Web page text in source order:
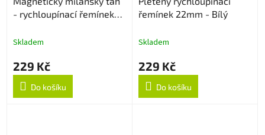
- rychloupínací řemínek
Skladem
229 Kč
Do košíku
řemínek 22mm - Bílý
Skladem
229 Kč
Do košíku